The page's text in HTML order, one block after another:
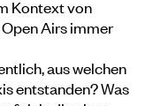
Kontext von
Airs immer
aus welchen
entstanden? Was